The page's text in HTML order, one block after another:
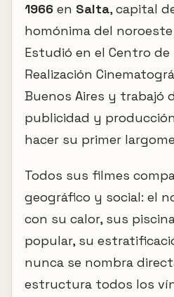
1966 en Salta, capital
homónima del
Estudió en el Centro
Realización
Buenos Aires y trabajó
publicidad y
hacer su primer
Todos sus filmes
geográfico y social: el
con su calor, sus
popular, su
nunca se nombra
estructura todos los